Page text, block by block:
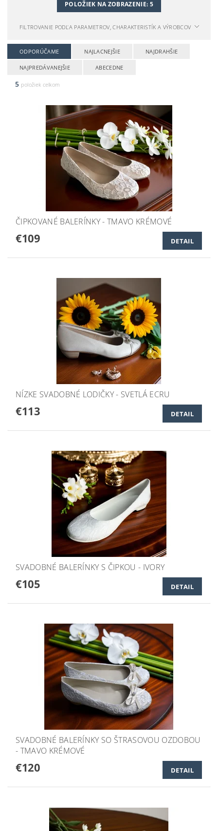
POLOŽIEK NA ZOBRAZENIE: 5
FILTROVANIE PODĽA PARAMETROV, CHARAKTERISTÍK A VÝROBCOV
ODPORÚČAME NAJLACNEJŠIE NAJDRAHŠIE
NAJPREDÁVANEJŠIE ABECEDNE
5 položiek celkom
ČIPKOVANÉ BALERÍNKY - TMAVO KRÉMOVÉ
€109 DETAIL
NÍZKE SVADOBNÉ LODIČKY - SVETLÁ ECRU
€113 DETAIL
SVADOBNÉ BALERÍNKY S ČIPKOU - IVORY
€105 DETAIL
SVADOBNÉ BALERÍNKY SO ŠTRASOVOU OZDOBOU
- TMAVO KRÉMOVÉ
€120 DETAIL